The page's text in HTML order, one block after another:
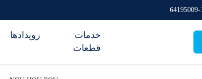
رویدادها
خدمات
قطعات